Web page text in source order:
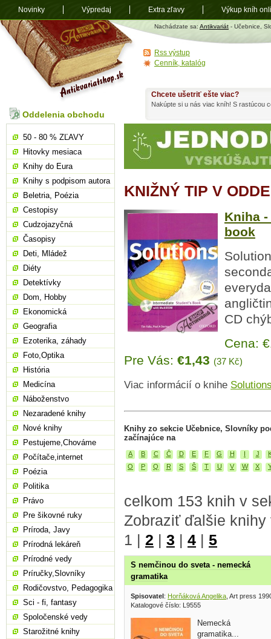
Antikvariát
shop.sk
Nachádzate sa: Antikvariát - Učebnice,
KNIŽNÝ TIP V
Kniha
book
CD
Cena:
Pre Vás: €1,43 (37 Kč)
Viac informácií o knihe
Knihy zo sekcie Učebnice, Slovníky
začínajúce na
A B C Č D E F G H I J
O
P Q R S Š T U V W X
celkom 153 knih v
Zobraziť ďalšie
1 | 2 | 3 | 4 | 5
S nemčinou do sveta - nemecká
gramatika
Spisovatel: Horňáková Angelika , Art press
Katalogové číslo: L9555
Nemecká
gramatika...
Chcete ušetriť ešte viac?
Nakúpte si u nás viac kníh! S rastúcou
Oddelenia obchodu
50 - 80 % ZĽAVY
Hitovky mesiaca
Knihy do Eura
Knihy s podpisom autora
Beletria, Poézia
Cestopisy
Cudzojazyčná
Časopisy
Deti, Mládež
Diéty
Detektívky
Dom, Hobby
Ekonomická
Geografia
Ezoterika, záhady
Foto,Optika
História
Medicína
Náboženstvo
Nezaradené knihy
Nové knihy
Pestujeme,Chováme
Počítače,internet
Poézia
Politika
Právo
Pre šikovné ruky
Príroda, Javy
Prírodná lekáreň
Prírodné vedy
Príručky,Slovníky
Rodičovstvo, Pedagogika
Sci - fi, fantasy
Spoločenské vedy
Starožitné knihy
Rss výstup
Cenník, katalóg
Novinky Výpredaj Extra zľavy Výkup kníh